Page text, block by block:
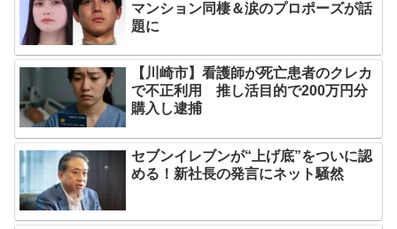
マンション同棲＆涙のプロポーズが話
題に
【川崎市】看護師が死亡患者のクレカ
で不正利用 推し活目的で200万円分
購入し逮捕
セブンイレブンが“上げ底”をついに認
める！新社長の発言にネット騒然